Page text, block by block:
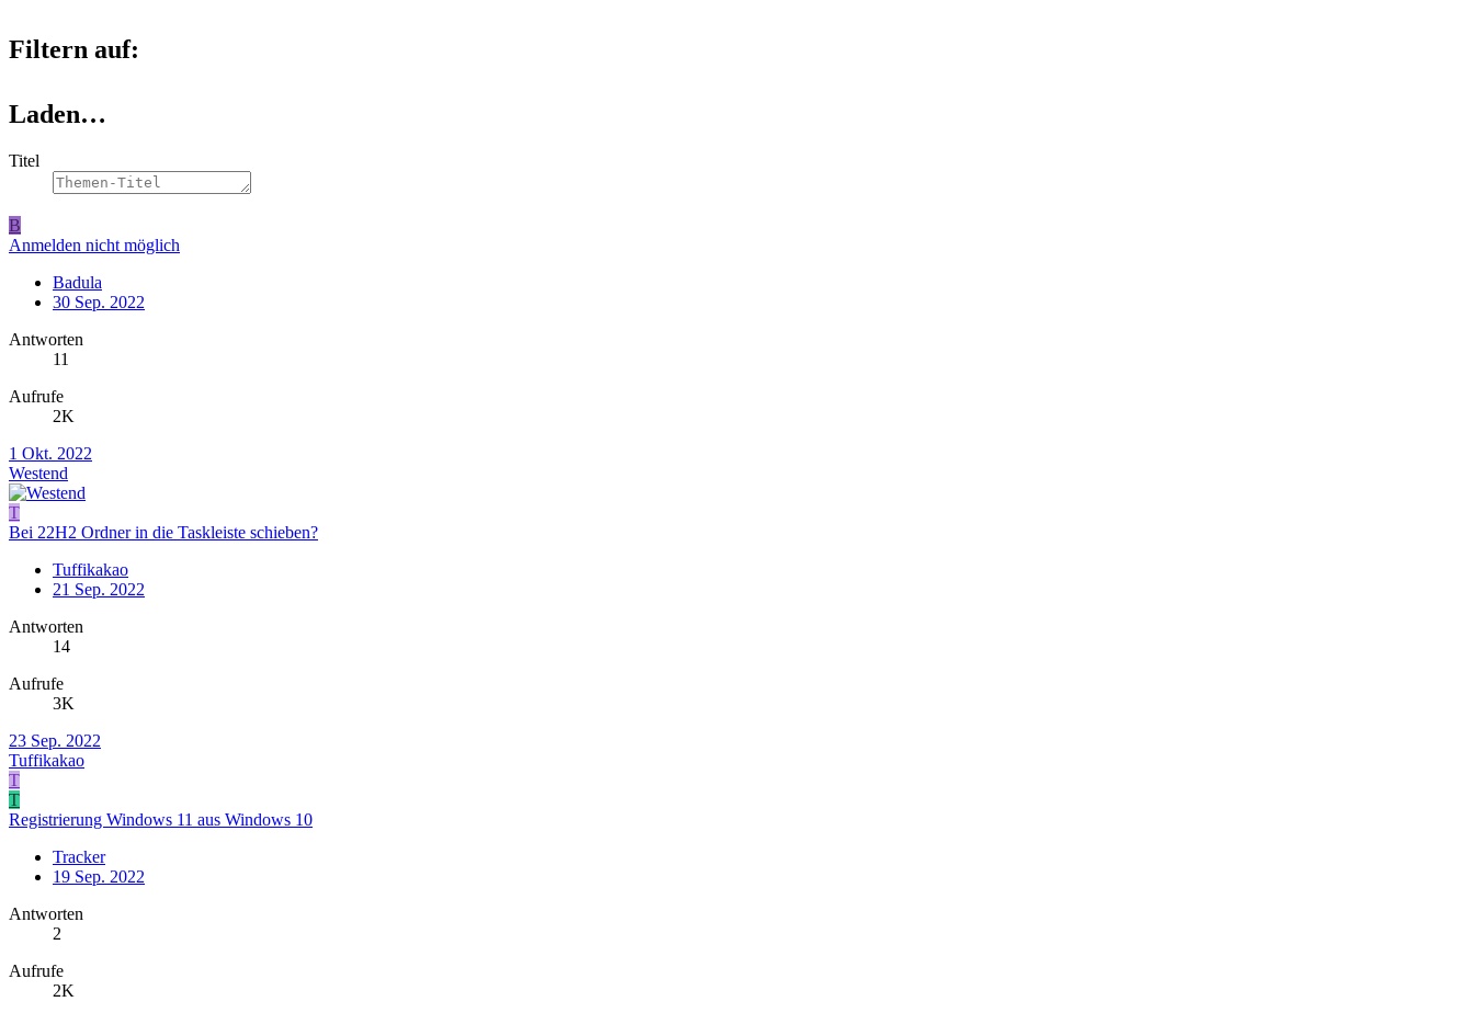
Filtern auf:
Laden…
Titel
B
Anmelden nicht möglich
Badula
30 Sep. 2022
Antworten
11
Aufrufe
2K
1 Okt. 2022
Westend
T
Bei 22H2 Ordner in die Taskleiste schieben?
Tuffikakao
21 Sep. 2022
Antworten
14
Aufrufe
3K
23 Sep. 2022
Tuffikakao
T
T
Registrierung Windows 11 aus Windows 10
Tracker
19 Sep. 2022
Antworten
2
Aufrufe
2K